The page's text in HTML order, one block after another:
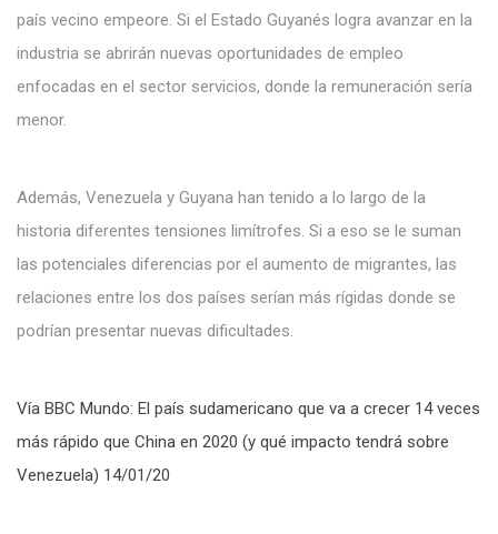
país vecino empeore. Si el Estado Guyanés logra avanzar en la
industria se abrirán nuevas oportunidades de empleo
enfocadas en el sector servicios, donde la remuneración sería
menor.
Además, Venezuela y Guyana han tenido a lo largo de la
historia diferentes tensiones limítrofes. Si a eso se le suman
las potenciales diferencias por el aumento de migrantes, las
relaciones entre los dos países serían más rígidas donde se
podrían presentar nuevas dificultades.
Vía BBC Mundo: El país sudamericano que va a crecer 14 veces
más rápido que China en 2020 (y qué impacto tendrá sobre
Venezuela) 14/01/20